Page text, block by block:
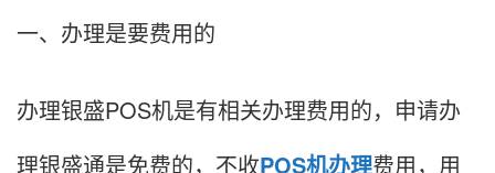
一、办理是要费用的
办理银盛POS机是有相关办理费用的，申请办
理银盛通是免费的，不收POS机办理费用，用